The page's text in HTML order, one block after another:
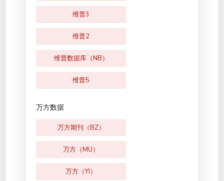
维普3
维普2
维普数据库（NB）
维普5
万方数据
万方期刊（BZ）
万方（MU）
万方（YI）